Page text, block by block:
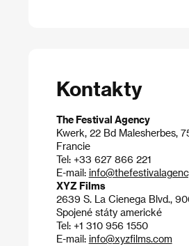
Kontakty
The Festival Agency
Kwerk, 22 Bd Malesherbes,
Francie
Tel: +33 627 866 221
E-mail:
XYZ Films
2639 S. La Cienega Blvd.,
Spojené státy americké
Tel: +1 310 956 1550
E-mail: info@xyzfilms.com